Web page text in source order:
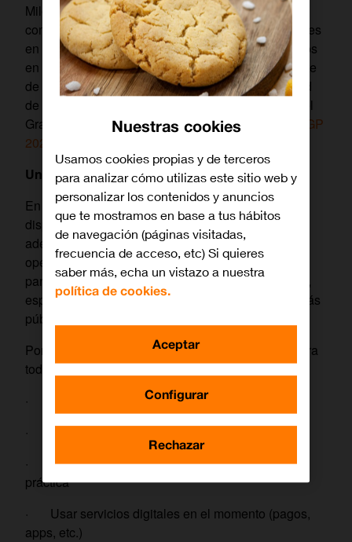
Miles de aficionados en un mismo recinto,
compartiendo vídeos, consultando las clasificaciones
en el móvil, publicando los mejores adelantamientos
en redes. Y para que tú solo tengas que preocuparte
de disfrutar, desde Orange reforzamos la capacidad
de nuestra red en el circuito de Montmeló durante el
Gran Premi Monster Energy de Catalunya de
MotoGP
2026
Un reto que también se vive en la red
En los grandes eventos, la demanda de datos se
dispara de forma puntual y muy intensa. Por eso,
además del trabajo habitual de planificación y
operación de red, diseñamos refuerzos específicos
para que la experiencia sea lo más estable posible,
especialmente en las zonas donde se concentra más
público.
Porque en un Gran Premio, la conexión importa para
todo:
· Compartir fotos y vídeos en tiempo real
· Enviar mensajes o hacer videollamadas
· Consultar horarios, accesos o información
práctica
· Usar servicios digitales en el momento (pagos,
apps, etc.)
Nuestras cookies
Usamos cookies propias y de terceros
para analizar cómo utilizas este sitio web y
personalizar los contenidos y anuncios
que te mostramos en base a tus hábitos
de navegación (páginas visitadas,
frecuencia de acceso, etc) Si quieres
saber más, echa un vistazo a nuestra
política de cookies.
Configurar
Rechazar
Aceptar